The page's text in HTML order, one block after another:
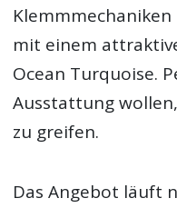
mit einem
Ocean Turquoise.
Ausstattung
zu greifen.
Das Angebot läuft